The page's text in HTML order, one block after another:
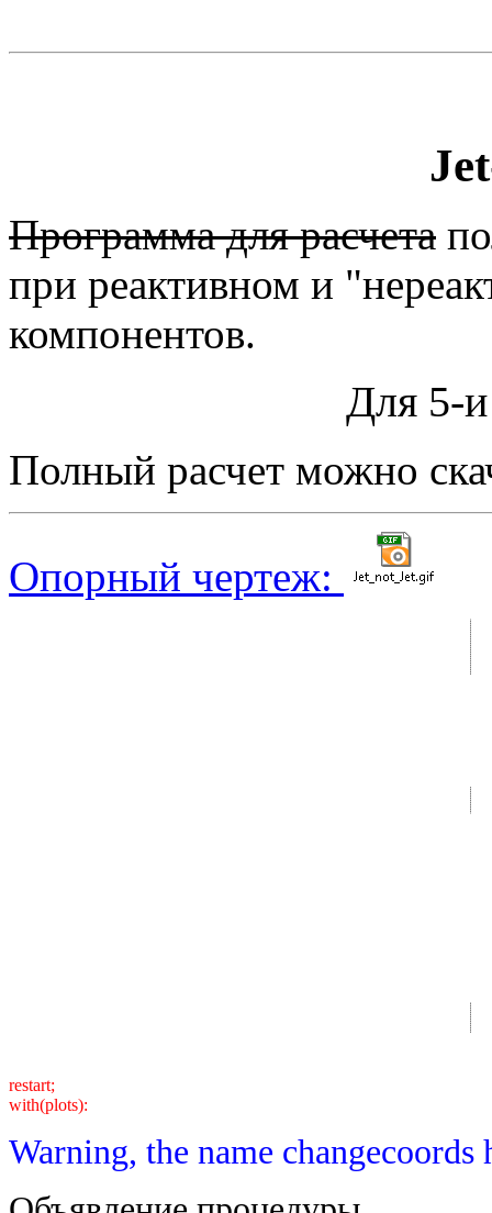
Программа для расчета
при реактивном и
компонентов.
Для 5-
Полный расчет можно
Опорный чертеж:
restart;
with(plots):
Warning, the name changecoords